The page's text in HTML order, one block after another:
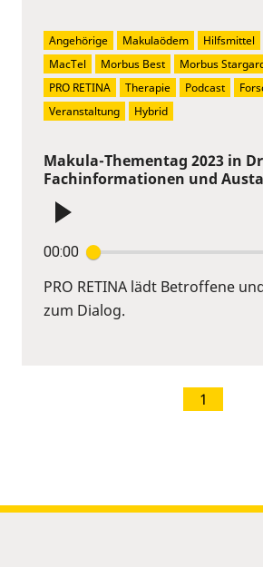
Makula-Thementag 2023 in
Fachinformationen und
00:00
PRO RETINA lädt Betroffene
zum Dialog.
Angehörige Makulaödem Hilfsmittel
MacTel
Morbus Best Morbus
PRO RETINA
Therapie Podcast
Veranstaltung
Hybrid
1